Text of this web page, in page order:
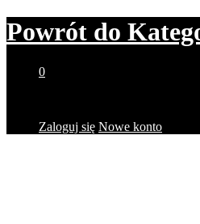
Powrót do
0
Zaloguj się Nowe konto